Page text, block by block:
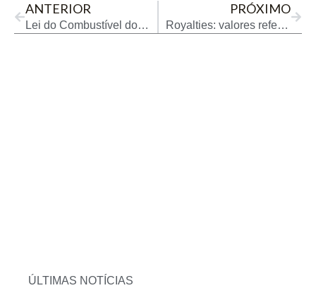
ANTERIOR
Lei do Combustível do Futuro faz o Brasil acelerar rumo à mobilidade sustentável
PRÓXIMO
Royalties: valores referentes à produção de setembro foram distribuídos
ÚLTIMAS NOTÍCIAS